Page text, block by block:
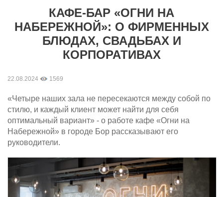
КАФЕ-БАР «ОГНИ НА
НАБЕРЕЖНОЙ»: О ФИРМЕННЫХ
БЛЮДАХ, СВАДЬБАХ И
КОРПОРАТИВАХ
22.08.2024 1569
«Четыре наших зала не пересекаются между собой по
стилю, и каждый клиент может найти для себя
оптимальный вариант» - о работе кафе «Огни на
Набережной» в городе Бор рассказывают его
руководители.